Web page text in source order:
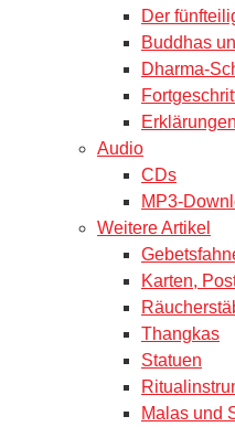
Der
Buddhas
Dharma-
Audio
CDs
MP3-
Weitere Artikel
Karten,
Thangkas
Statuen
Malas und